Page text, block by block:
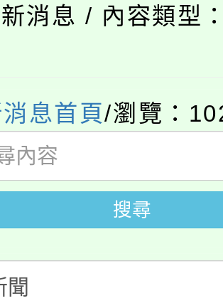
色祭」8/29、30在
網。
至27日，桃園電
桃園市運動會8/
場及游泳池舉行。
市低收入戶享有免
優惠，中低收入戶
優惠，詳情可洽有
自造教育及科技中
師增能研習
自造教育及科技中
綠生活教案入校路
消息 / 內容類型
息首頁/瀏覽：
搜尋